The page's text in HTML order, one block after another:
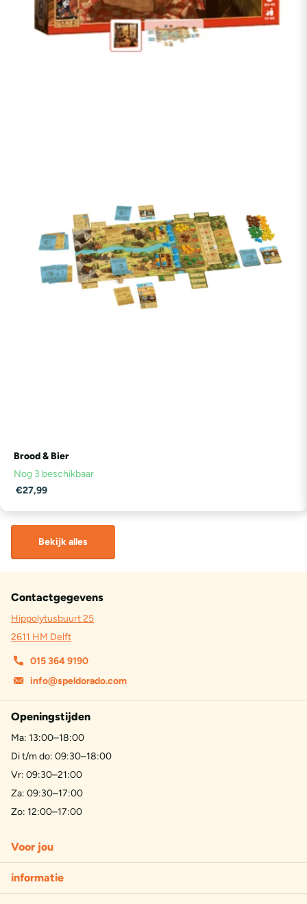
Brood & Bier
Nog 3 beschikbaar
€27,99
Bekijk alles
Contactgegevens
Hippolytusbuurt 25
2611 HM Delft
015 364 9190
info@speldorado.com
Openingstijden
Ma: 13:00–18:00
Di t/m do: 09:30–18:00
Vr: 09:30–21:00
Za: 09:30–17:00
Zo: 12:00–17:00
Voor jou
informatie